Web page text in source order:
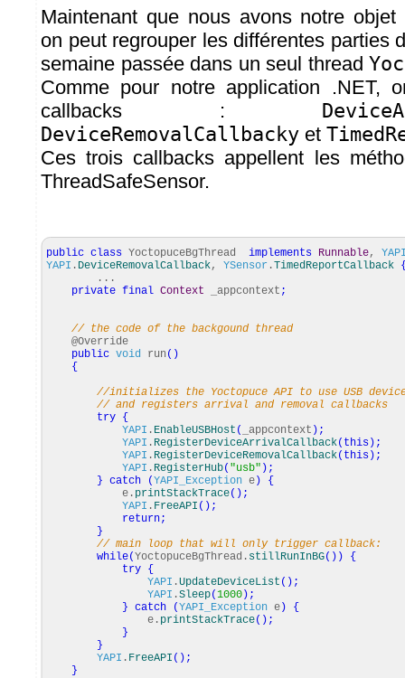
Maintenant que nous avons notre objet
on peut regrouper les différentes parties
semaine passée dans un seul thread
Comme pour notre application .NET,
callbacks :
DeviceRemovalCallbacky et
Ces trois callbacks appellent les
ThreadSafeSensor.
public class YoctopuceBgThread implements Runnable,
YAPI . DeviceRemovalCallback, YSensor .TimedReportCallback
...
private final Context _appcontext ;
// the code of the backgound thread
@Override
public void run ( )
{
//initializes the Yoctopuce API to use USB
// and registers arrival and removal callbacks
try {
YAPI . EnableUSBHost ( _appcontext ) ;
YAPI . RegisterDeviceArrivalCallback( this ) ;
YAPI . RegisterDeviceRemovalCallback( this ) ;
YAPI . RegisterHub( "usb" ) ;
} catch (YAPI_Exception e )
{
e. printStackTrace( ) ;
YAPI . FreeAPI ( ) ;
return;
}
// main loop that will only trigger callback:
while(YoctopuceBgThread. stillRunInBG( ) )
{
try {
YAPI .UpdateDeviceList ( ) ;
YAPI .Sleep(1000 ) ;
} catch (YAPI_Exception e )
{
e. printStackTrace( ) ;
}
}
YAPI . FreeAPI ( ) ;
}